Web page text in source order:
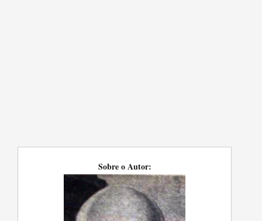
Sobre o Autor: